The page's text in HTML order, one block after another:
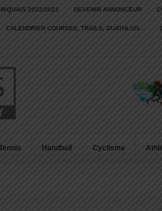
2022/2023 DEVENIR ANNONCEUR
CALENDRIER COURSES, TRAILS, DUATHLON…
Handball Cyclisme